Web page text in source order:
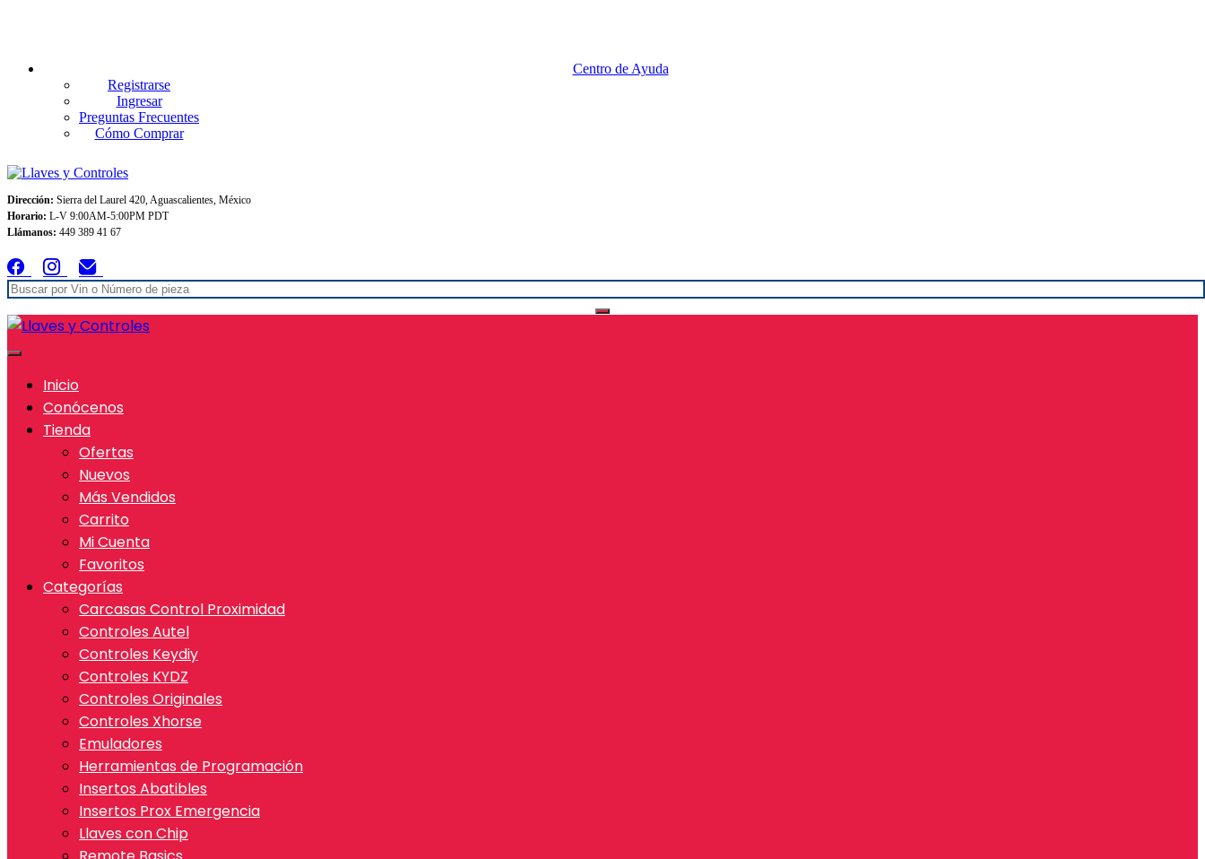
Centro de Ayuda
Registrarse
Ingresar
Preguntas Frecuentes
Cómo Comprar
Dirección: Sierra del Laurel 420, Aguascalientes, México
Horario: L-V 9:00AM-5:00PM PDT
Llámanos: 449 389 41 67
Inicio
Conócenos
Tienda
Ofertas
Nuevos
Más Vendidos
Carrito
Mi Cuenta
Favoritos
Categorías
Carcasas Control Proximidad
Controles Autel
Controles Keydiy
Controles KYDZ
Controles Originales
Controles Xhorse
Emuladores
Herramientas de Programación
Insertos Abatibles
Insertos Prox Emergencia
Llaves con Chip